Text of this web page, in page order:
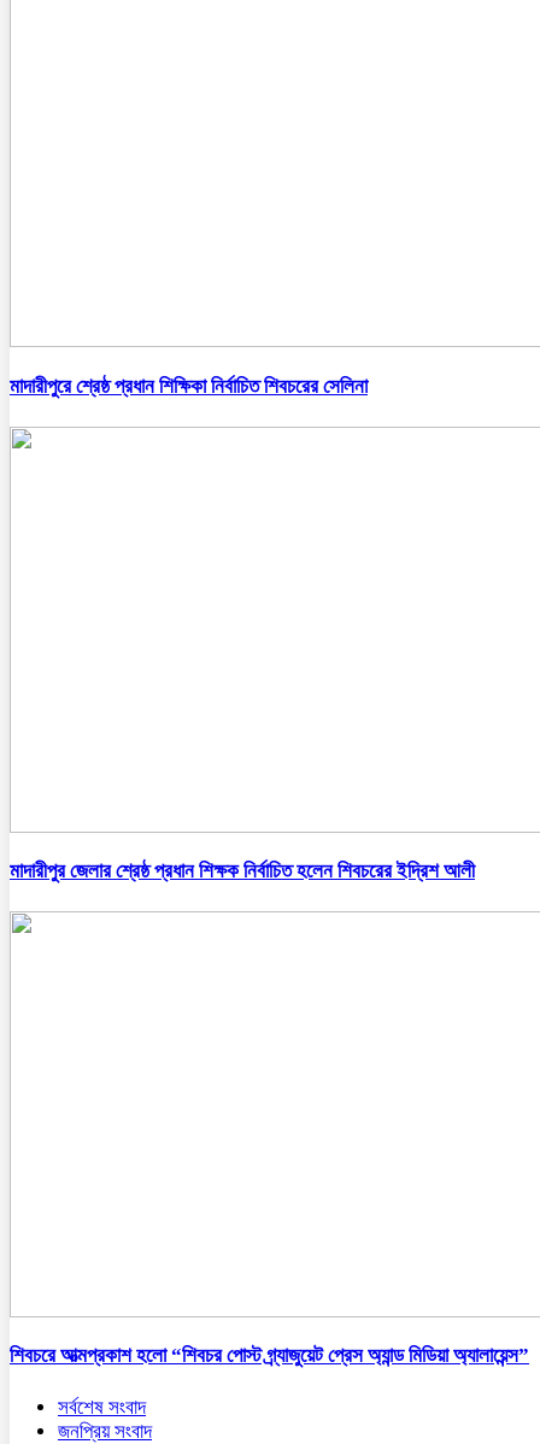
মাদারীপুরে শ্রেষ্ঠ প্রধান শিক্ষিকা নির্বাচিত শিবচরের সেলিনা
মাদারীপুর জেলার শ্রেষ্ঠ প্রধান শিক্ষক নির্বাচিত হলেন শিবচরের ইদ্রিশ আলী
শিবচরে আত্মপ্রকাশ হলো “শিবচর পোস্ট গ্র্যাজুয়েট প্রেস অ্যান্ড মিডিয়া অ্যালায়েন্স”
সর্বশেষ সংবাদ
জনপ্রিয় সংবাদ